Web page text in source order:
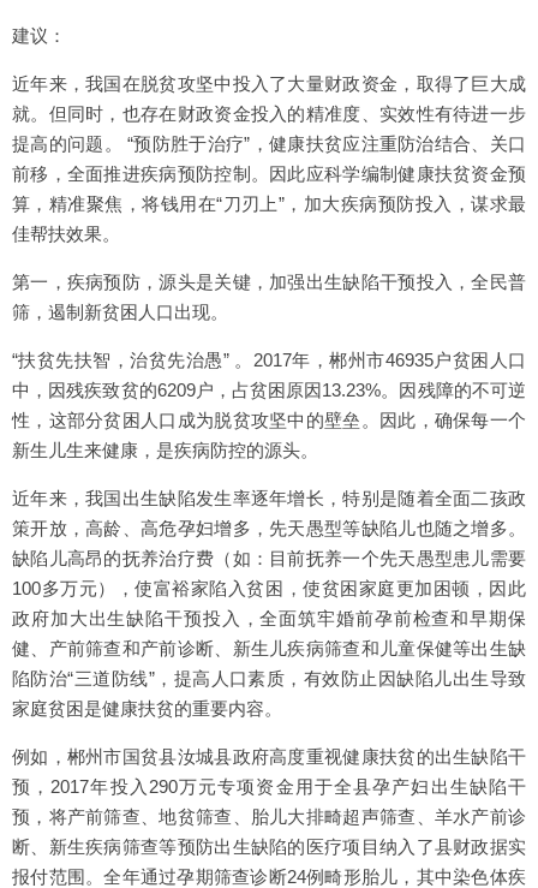
建议：
近年来，我国在脱贫攻坚中投入了大量财政资金，取得了巨大成
就。但同时，也存在财政资金投入的精准度、实效性有待进一步
提高的问题。 “预防胜于治疗”，健康扶贫应注重防治结合、关口
前移，全面推进疾病预防控制。因此应科学编制健康扶贫资金预
算，精准聚焦，将钱用在“刀刃上”，加大疾病预防投入，谋求最
佳帮扶效果。
第一，疾病预防，源头是关键，加强出生缺陷干预投入，全民普
筛，遏制新贫困人口出现。
“扶贫先扶智，治贫先治愚” 。2017年，郴州市46935户贫困人口
中，因残疾致贫的6209户，占贫困原因13.23%。因残障的不可逆
性，这部分贫困人口成为脱贫攻坚中的壁垒。因此，确保每一个
新生儿生来健康，是疾病防控的源头。
近年来，我国出生缺陷发生率逐年增长，特别是随着全面二孩政
策开放，高龄、高危孕妇增多，先天愚型等缺陷儿也随之增多。
缺陷儿高昂的抚养治疗费（如：目前抚养一个先天愚型患儿需要
100多万元），使富裕家陷入贫困，使贫困家庭更加困顿，因此
政府加大出生缺陷干预投入，全面筑牢婚前孕前检查和早期保
健、产前筛查和产前诊断、新生儿疾病筛查和儿童保健等出生缺
陷防治“三道防线”，提高人口素质，有效防止因缺陷儿出生导致
家庭贫困是健康扶贫的重要内容。
例如，郴州市国贫县汝城县政府高度重视健康扶贫的出生缺陷干
预，2017年投入290万元专项资金用于全县孕产妇出生缺陷干
预，将产前筛查、地贫筛查、胎儿大排畸超声筛查、羊水产前诊
断、新生疾病筛查等预防出生缺陷的医疗项目纳入了县财政据实
报付范围。全年通过孕期筛查诊断24例畸形胎儿，其中染色体疾